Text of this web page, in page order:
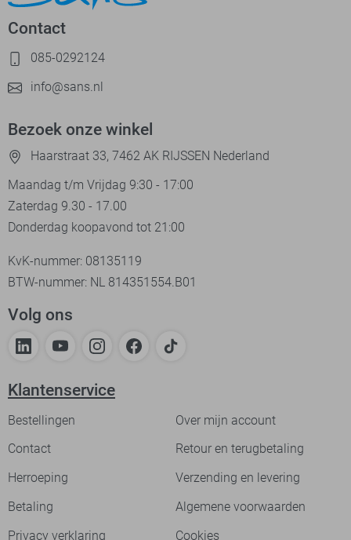
Contact
085-0292124
info@sans.nl
Bezoek onze winkel
Haarstraat 33, 7462 AK RIJSSEN Nederland
Maandag t/m Vrijdag 9:30 - 17:00
Zaterdag 9.30 - 17.00
Donderdag koopavond tot 21:00
KvK-nummer: 08135119
BTW-nummer: NL 814351554.B01
Volg ons
Klantenservice
Bestellingen
Over mijn account
Contact
Retour en terugbetaling
Herroeping
Verzending en levering
Betaling
Algemene voorwaarden
Privacy verklaring
Cookies